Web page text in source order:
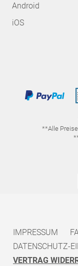
Android
iOS
**Alle
IMPRESSUM
DATENSCHUTZ-
VERTRAG